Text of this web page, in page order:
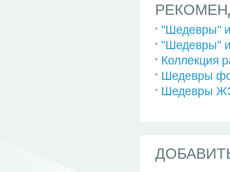
"Шедевры"
"Шедевры"
Коллекция
Шедевры
Шедевры